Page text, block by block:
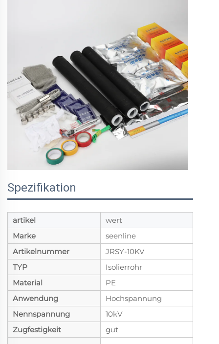
Spezifikation
artikel
wert
Marke
seenline
Artikelnummer
JRSY-10KV
TYP
Isolierrohr
Material
PE
Anwendung
Hochspannung
Nennspannung
10kV
Zugfestigkeit
gut